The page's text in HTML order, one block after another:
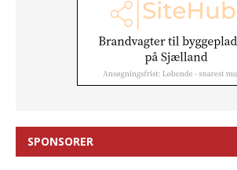
SPONSORER